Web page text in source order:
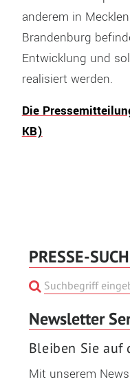
anderem in
Brandenburg
Entwicklung und
realisiert werden.
Die
KB)
PRESSE-
Newsletter
Bleiben Sie auf
Mit unserem